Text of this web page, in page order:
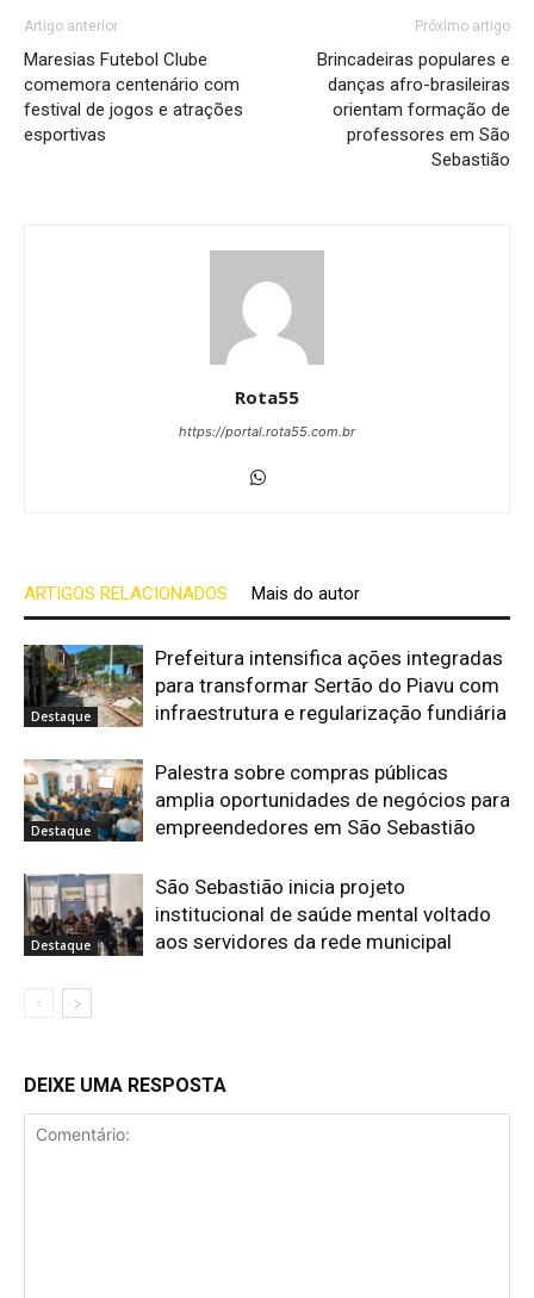
Artigo anterior
Maresias Futebol Clube
comemora centenário com
festival de jogos e atrações
esportivas
Próximo artigo
Brincadeiras populares e
danças afro-brasileiras
orientam formação de
professores em São
Sebastião
Rota55
https://portal.rota55.com.br
ARTIGOS RELACIONADOS Mais do autor
Destaque
Prefeitura intensifica ações integradas
para transformar Sertão do Piavu com
infraestrutura e regularização fundiária
Destaque
Palestra sobre compras públicas
amplia oportunidades de negócios para
empreendedores em São Sebastião
Destaque
São Sebastião inicia projeto
institucional de saúde mental voltado
aos servidores da rede municipal
DEIXE UMA RESPOSTA